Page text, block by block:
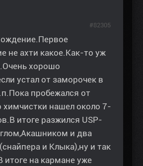
не ахти какое.Как-то уж
хорошо
устал от заморочек в
пробежался от
химчистки нашел около 7-
итоге разжился USP-
и два
и Клыка),ну и так
итоге на кармане уже
#82305